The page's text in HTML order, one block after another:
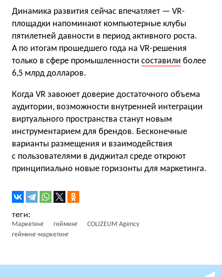
Динамика развития сейчас впечатляет — VR-
площадки напоминают компьютерные клубы
пятилетней давности в период активного роста.
А по итогам прошедшего года на VR-решения
только в сфере промышленности составили более
6,5 млрд долларов.
Когда VR завоюет доверие достаточного объема
аудитории, возможности внутренней интеграции
виртуального пространства станут новым
инструментарием для брендов. Бесконечные
варианты размещения и взаимодействия
с пользователями в диджитал среде откроют
принципиально новые горизонты для маркетинга.
Маркетинг гейминг
COLIZEUM Agency
гейминг-маркетинг